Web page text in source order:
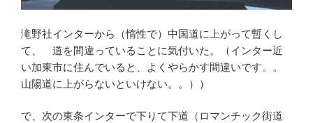
滝野社インターから（惰性で）中国道に上がって暫くし
て、 道を間違っていることに気付いた。（インター近
い加東市に住んでいると、よくやらかす間違いです。。
山陽道に上がらないといけない。。））
で、次の東条インターで下りて下道（ロマンチック街道